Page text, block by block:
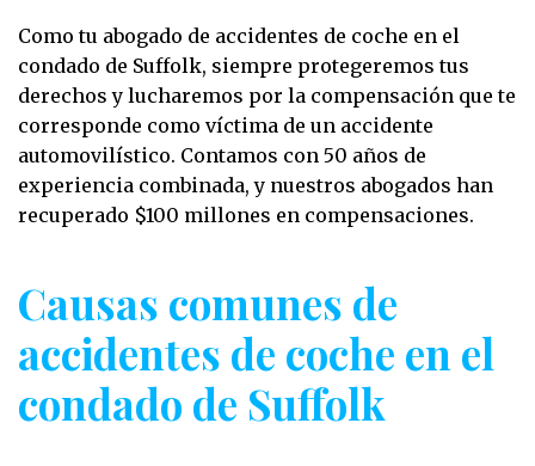
Como tu abogado de accidentes de coche en el
condado de Suffolk, siempre protegeremos tus
derechos y lucharemos por la compensación que te
corresponde como víctima de un accidente
automovilístico. Contamos con 50 años de
experiencia combinada, y nuestros abogados han
recuperado $100 millones en compensaciones.
Causas comunes de
accidentes de coche en el
condado de Suffolk